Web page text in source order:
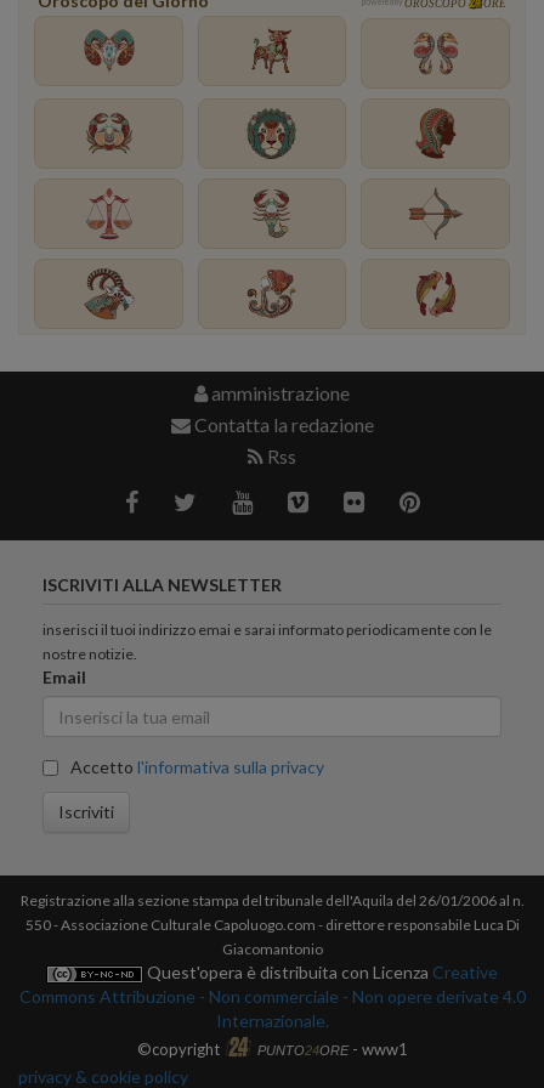
OROSCOPO ORE
amministrazione
Contatta la redazione
Rss
ISCRIVITI ALLA NEWSLETTER
inserisci il tuoi indirizzo emai e sarai informato periodicamente con le
nostre notizie.
Email
Accetto l'informativa sulla privacy
Iscriviti
Registrazione alla sezione stampa del tribunale dell'Aquila del 26/01/2006 al n.
550 - Associazione Culturale Capoluogo.com - direttore responsabile Luca Di
Giacomantonio
Quest'opera è distribuita con Licenza Creative
Commons Attribuzione - Non commerciale - Non opere derivate 4.0
Internazionale.
©copyright PUNTO24ORE- www1
privacy & cookie policy